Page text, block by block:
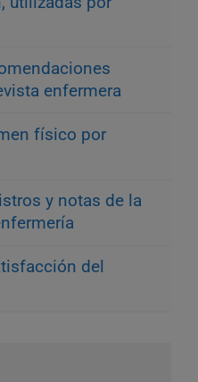
enfermera
físico por
y notas de la
del